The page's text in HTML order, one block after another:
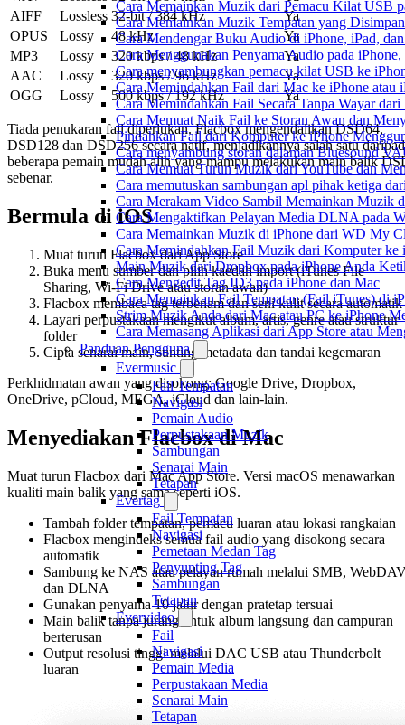
Cara Memainkan Muzik dari Pemacu Kilat USB
Cara Memainkan Muzik Tempatan yang
Cara Mendengar Buku Audio di iPhone, iPad,
Cara Menggunakan Penyama Audio pada
Cara menyambungkan pemacu kilat USB ke
Cara Memindahkan Fail dari Mac ke iPhone atau
Cara Memindahkan Fail Secara Tanpa Wayar
Cara Memuat Naik Fail ke Storan Awan dan
Pindahkan Fail dari Komputer ke iPhone
Cara menyambung storan dalaman Bluesound
Cara Memuat Turun Muzik dari YouTube dan
Cara memutuskan sambungan apl pihak ketiga
Cara Merakam Video Sambil Memainkan Muzik
Cara Mengaktifkan Pelayan Media DLNA pada
Cara Memainkan Muzik di iPhone dari WD My
Cara Memindahkan Fail Muzik dari Komputer
Main Muzik dari Dropbox pada iPhone Anda
Cara Mengedit Tag ID3 pada iPhone dan Mac
Cara Memainkan Fail Tempatan (Fail iTunes) di
Strim Muzik Anda dari Mac atau PC ke iPhone
Cara Memasang Aplikasi dari App Store atau
Panduan Pengguna
Evermusic
Fail Tempatan
Navigasi
Pemain Audio
Perpustakaan Muzik
Sambungan
Senarai Main
Tetapan
Evertag
Fail Tempatan
Navigasi
Pemetaan Medan Tag
Penyunting Tag
Sambungan
Tetapan
Evervideo
Fail
Navigasi
Pemain Media
Perpustakaan Media
Senarai Main
Tetapan
AIFF
Lossless 32-bit / 384 kHz
Ya
OPUS
Lossy 48 kHz
Ya
MP3
Lossy 320 kbps / 48 kHz
Ya
AAC
Lossy 320 kbps / 96 kHz
Ya
OGG
Lossy 500 kbps / 192 kHz Ya
Tiada penukaran fail diperlukan. Flacbox mengendalikan DSD64,
DSD128 dan DSD256 secara natif, menjadikannya salah satu
beberapa pemain mudah alih yang mampu melakukan main balik
sebenar.
Bermula di iOS
Muat turun Flacbox dari App Store
Buka menu sumber dan pilih kaedah import (iTunes File
Sharing, Wi-Fi Drive atau storan awan)
Flacbox membaca tag terbenam dan seni kulit secara automatik
Layari perpustakaan mengikut album, artis, genre atau struktur
folder
Cipta senarai main, sunting metadata dan tandai kegemaran
Perkhidmatan awan yang disokong: Google Drive, Dropbox,
OneDrive, pCloud, MEGA, iCloud dan lain-lain.
Menyediakan Flacbox di Mac
Muat turun Flacbox dari Mac App Store. Versi macOS menawarkan
kualiti main balik yang sama seperti iOS.
Tambah folder tempatan, pemacu luaran atau lokasi rangkaian
Flacbox mengindeks semua fail audio yang disokong secara
automatik
Sambung ke NAS atau pelayan rumah melalui SMB,
dan DLNA
Gunakan penyama 10 jalur dengan pratetap tersuai
Main balik tanpa jurang untuk album langsung dan campuran
berterusan
Output resolusi tinggi melalui DAC USB atau Thunderbolt
luaran